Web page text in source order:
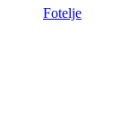
Fotelje